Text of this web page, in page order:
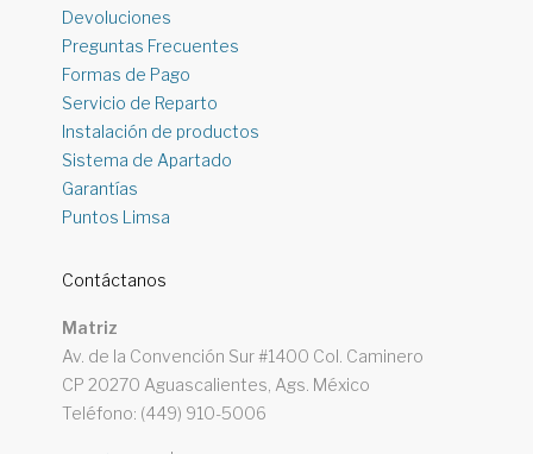
Devoluciones
Preguntas Frecuentes
Formas de Pago
Servicio de Reparto
Instalación de productos
Sistema de Apartado
Garantías
Puntos Limsa
Contáctanos
Matriz
Av. de la Convención Sur #1400 Col. Caminero
CP 20270 Aguascalientes, Ags. México
Teléfono: (449) 910-5006